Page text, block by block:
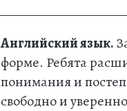
Английский язык.
форме. Ребята
понимания и
свободно и